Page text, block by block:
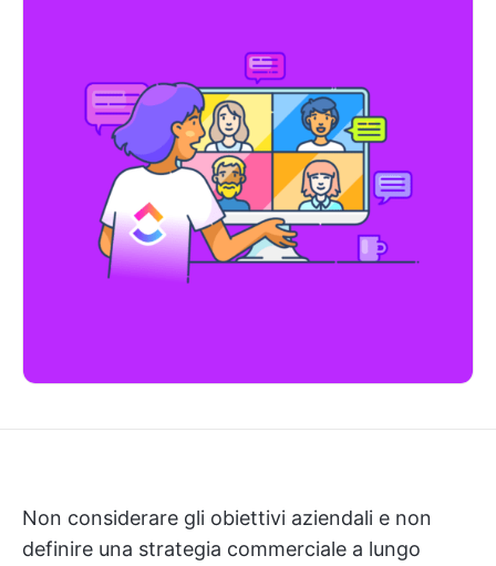
Non considerare gli obiettivi aziendali e non
definire una strategia commerciale a lungo